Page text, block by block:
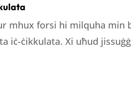
mhux forsi hi milquha min
iċ-ċikkulata. Xi uħud